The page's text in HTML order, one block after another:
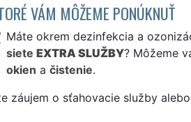
VÁM MÔŽEME PONÚKNUŤ
Máte okrem dezinfekcia a
siete EXTRA SLUŽBY? Môžeme
okien a čistenie.
záujem o sťahovacie služby